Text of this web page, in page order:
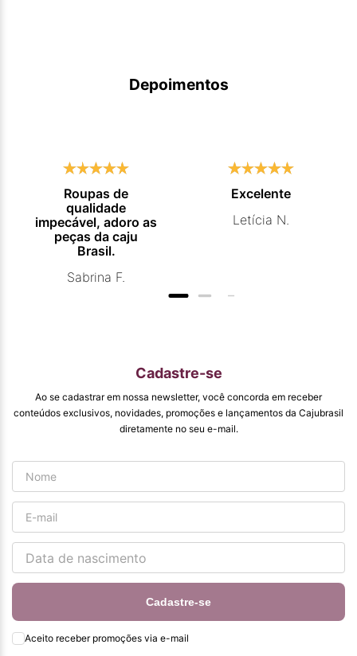
Depoimentos
Roupas de
qualidade
impecável, adoro as
peças da caju
Brasil.
Sabrina F.
Excelente
Letícia N.
Cadastre-se
Ao se cadastrar em nossa newsletter, você concorda em receber
conteúdos exclusivos, novidades, promoções e lançamentos da Cajubrasil
diretamente no seu e-mail.
Cadastre-se
Aceito receber promoções via e-mail